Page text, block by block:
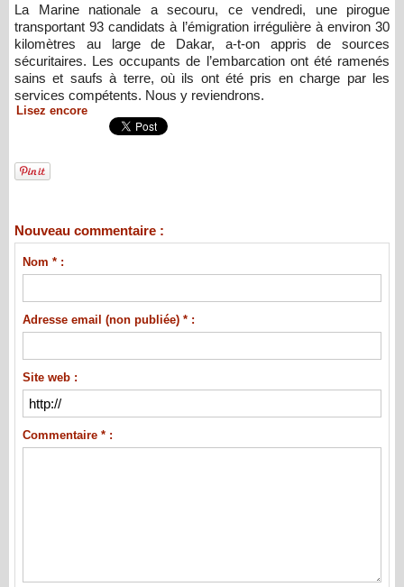
La Marine nationale a secouru, ce vendredi, une pirogue
transportant 93 candidats à l’émigration irrégulière à environ 30
kilomètres au large de Dakar, a-t-on appris de sources
sécuritaires. Les occupants de l’embarcation ont été ramenés
sains et saufs à terre, où ils ont été pris en charge par les
services compétents. Nous y reviendrons.
Lisez encore
Nouveau commentaire :
Nom * :
Adresse email (non publiée) * :
Site web :
Commentaire * :